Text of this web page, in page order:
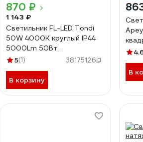
870 ₽
1 143 ₽
Светильник FL-LED Tondi
50W 4000K круглый IP44
5000Lm 50Вт
380ммx35мм 614179
5(1) 38175126
В корзину
ДН
В